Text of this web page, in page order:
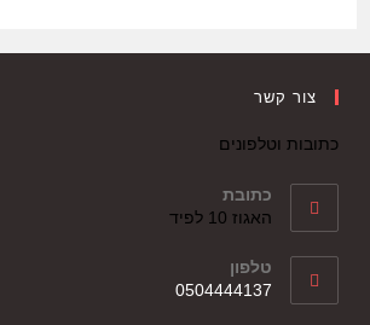
צור קשר
כתובות וטלפונים
כתובת
האגוז 10 לפיד
טלפון
0504444137